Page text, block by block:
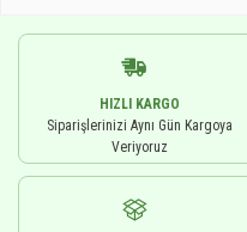
HIZLI KARGO
Siparişlerinizi Aynı Gün Kargoya
Veriyoruz